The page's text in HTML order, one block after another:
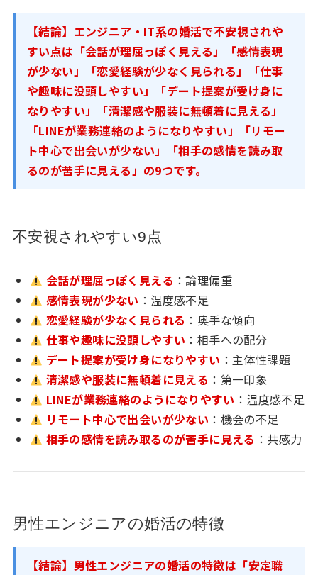
【結論】エンジニア・IT系の婚活で不安視されや
すい点は「会話が理屈っぽく見える」「感情表現
が少ない」「恋愛経験が少なく見られる」「仕事
や趣味に没頭しやすい」「デート提案が受け身に
なりやすい」「清潔感や服装に無頓着に見える」
「LINEが業務連絡のようになりやすい」「リモー
ト中心で出会いが少ない」「相手の感情を読み取
るのが苦手に見える」の9つです。
不安視されやすい9点
会話が理屈っぽく見える ：論理偏重
感情表現が少ない ：温度感不足
恋愛経験が少なく見られる ：奥手な傾向
仕事や趣味に没頭しやすい ：相手への配分
デート提案が受け身になりやすい ：主体性課題
清潔感や服装に無頓着に見える ：第一印象
LINEが業務連絡のようになりやすい ：温度感不足
リモート中心で出会いが少ない ：機会の不足
相手の感情を読み取るのが苦手に見える ：共感力
男性エンジニアの婚活の特徴
【結論】男性エンジニアの婚活の特徴は「安定職